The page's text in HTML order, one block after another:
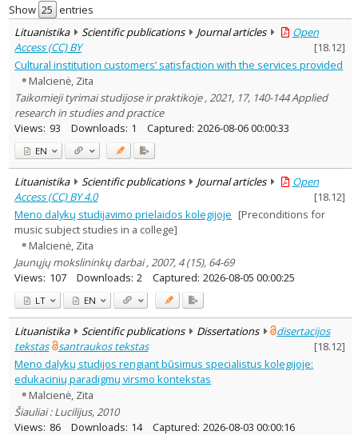
Document Type:
Books & books parts 1
Journal articles 8
Dissertations
Subject area:
Education 5
Sociology 1
Management 5
Text language
Country of publication
Lithuanian place names
Subject
Journal
Show
entries
Lituanistika
Scientific publications Journal articles
Open
Access (CC) BY
[18.12]
Cultural institution customers’ satisfaction with the services provided
Malcienė, Zita
Taikomieji tyrimai studijose ir praktikoje , 2021, 17, 140-144 Applied
research in studies and practice
Views: 93 Downloads: 1 Captured: 2026-08-06 00:00:33
EN
Lituanistika Scientific publications Journal articles
Open
Access (CC) BY 4.0
[18.12]
Meno dalykų studijavimo prielaidos kolegijoje [Preconditions for
music subject studies in a college]
Malcienė, Zita
Jaunųjų mokslininkų darbai , 2007, 4 (15), 64-69
Views: 107 Downloads: 2 Captured: 2026-08-05 00:00:25
LT EN
Lituanistika Scientific publications Dissertations
disertacijos
tekstas
santraukos tekstas [18.12]
Meno dalykų studijos rengiant būsimus specialistus kolegijoje:
edukacinių paradigmų virsmo kontekstas
Malcienė, Zita
Šiauliai : Lucilijus, 2010
Views: 86 Downloads: 14 Captured: 2026-08-03 00:00:16